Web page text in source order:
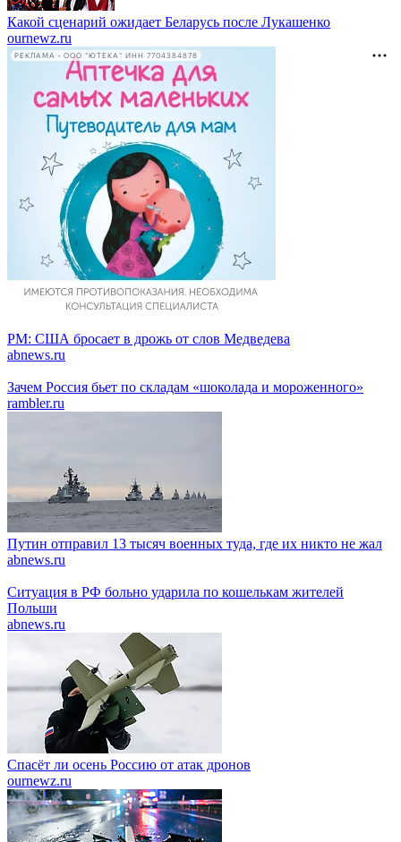
Какой сценарий ожидает Беларусь после Лукашенко
ournewz.ru
РЕКЛАМА • ООО "ЮТЕКА" ИНН 7704384878
PM: США бросает в дрожь от слов Медведева
abnews.ru
Зачем Россия бьет по складам «шоколада и мороженного»
rambler.ru
Путин отправил 13 тысяч военных туда, где их никто не жал
abnews.ru
Ситуация в РФ больно ударила по кошелькам жителей
Польши
abnews.ru
Спасёт ли осень Россию от атак дронов
ournewz.ru